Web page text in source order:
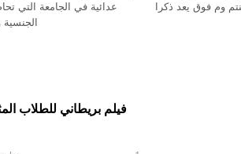
عدائية في الجامعة التي
فيلم بريطاني للطلاب